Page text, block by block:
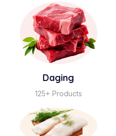
Daging
125+ Products